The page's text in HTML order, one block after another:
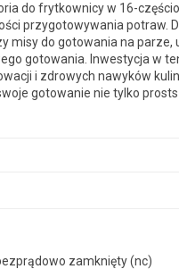
do frytkownicy w 16-
przygotowywania potraw.
misy do gotowania na
gotowania. Inwestycja w
i zdrowych nawyków
gotowanie nie tylko
zamknięty (nc)